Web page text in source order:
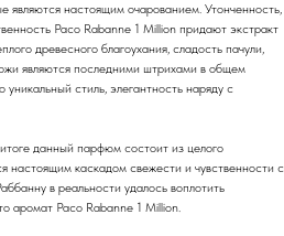
являются настоящим очарованием. Утонченность,
Paco Rabanne 1 Million придают экстракт
древесного благоухания, сладость пачули,
являются последними штрихами в общем
стиль, элегантность наряду с
данный парфюм состоит из целого
настоящим каскадом свежести и чувственности с
в реальности удалось воплотить
аромат Paco Rabanne 1 Million.